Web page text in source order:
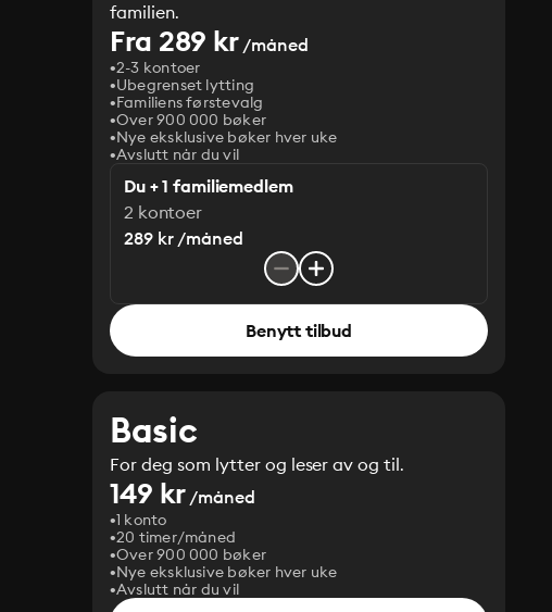
familien.
Fra 289 kr/måned
2-3 kontoer
Ubegrenset lytting
Familiens førstevalg
Over 900 000 bøker
Nye eksklusive bøker hver uke
Avslutt når du vil
Du + 1 familiemedlem
2 kontoer
289 kr /måned
Benytt tilbud
Basic
For deg som lytter og leser av og til.
149 kr/måned
1 konto
20 timer/måned
Over 900 000 bøker
Nye eksklusive bøker hver uke
Avslutt når du vil